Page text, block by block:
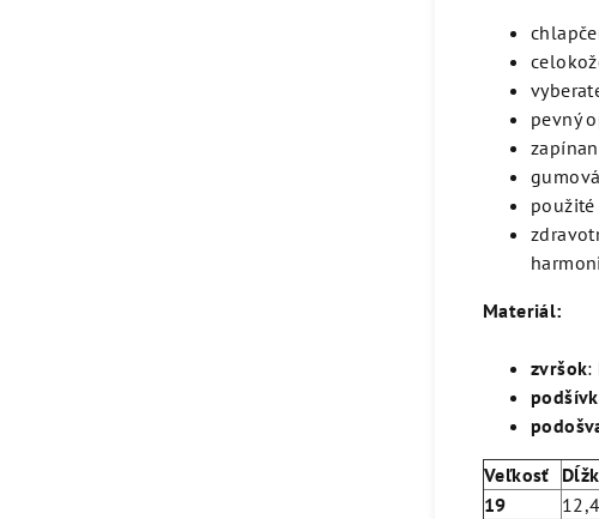
pevný
Materiál:
zvršok:
Veľkosť
19